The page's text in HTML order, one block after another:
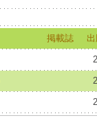
掲載誌